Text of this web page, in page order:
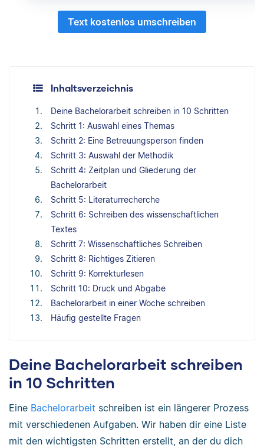
Text kostenlos umschreiben
Inhaltsverzeichnis
Deine Bachelorarbeit schreiben in 10 Schritten
Schritt 1: Auswahl eines Themas
Schritt 2: Eine Betreuungsperson finden
Schritt 3: Auswahl der Methodik
Schritt 4: Zeitplan und Gliederung der
Bachelorarbeit
Schritt 5: Literaturrecherche
Schritt 6: Schreiben des wissenschaftlichen
Textes
Schritt 7: Wissenschaftliches Schreiben
Schritt 8: Richtiges Zitieren
Schritt 9: Korrekturlesen
Schritt 10: Druck und Abgabe
Bachelorarbeit in einer Woche schreiben
Häufig gestellte Fragen
Deine Bachelorarbeit schreiben
in 10 Schritten
Eine Bachelorarbeit schreiben ist ein längerer Prozess
mit verschiedenen Aufgaben. Wir haben dir eine Liste
mit den wichtigsten Schritten erstellt, an der du dich